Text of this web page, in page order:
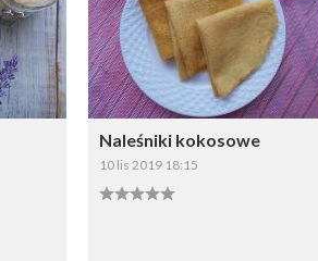
listę:
Naleśniki kokosowe
10 lis 2019 18:15
Wybierz listę: